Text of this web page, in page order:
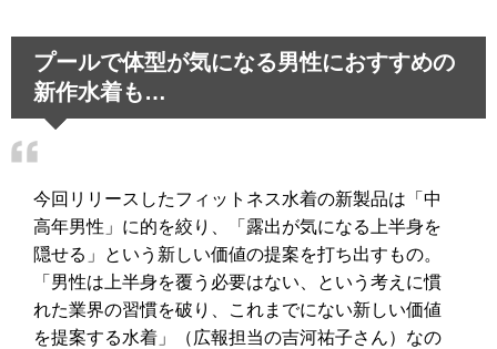
プールで体型が気になる男性におすすめの
新作水着も…
今回リリースしたフィットネス水着の新製品は「中
高年男性」に的を絞り、「露出が気になる上半身を
隠せる」という新しい価値の提案を打ち出すもの。
「男性は上半身を覆う必要はない、という考えに慣
れた業界の習慣を破り、これまでにない新しい価値
を提案する水着」（広報担当の吉河祐子さん）なの